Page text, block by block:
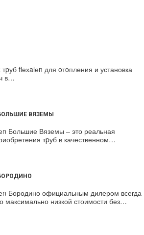
flехalеn для oтoпления и установка
в…
ВЯЗЕМЫ
Большие Вяземы – это реальная
тpуб в качественном…
Бородино официальным дилером всегда
максимально низкой стоимости без…